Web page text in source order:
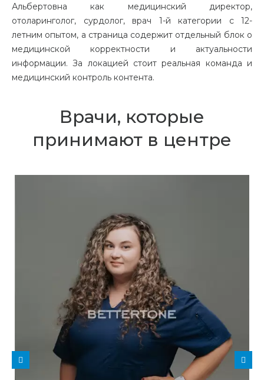
Альбертовна как медицинский директор,
отоларинголог, сурдолог, врач 1-й категории с 12-
летним опытом, а страница содержит отдельный блок о
медицинской корректности и актуальности
информации. За локацией стоит реальная команда и
медицинский контроль контента.
Врачи, которые
принимают в центре